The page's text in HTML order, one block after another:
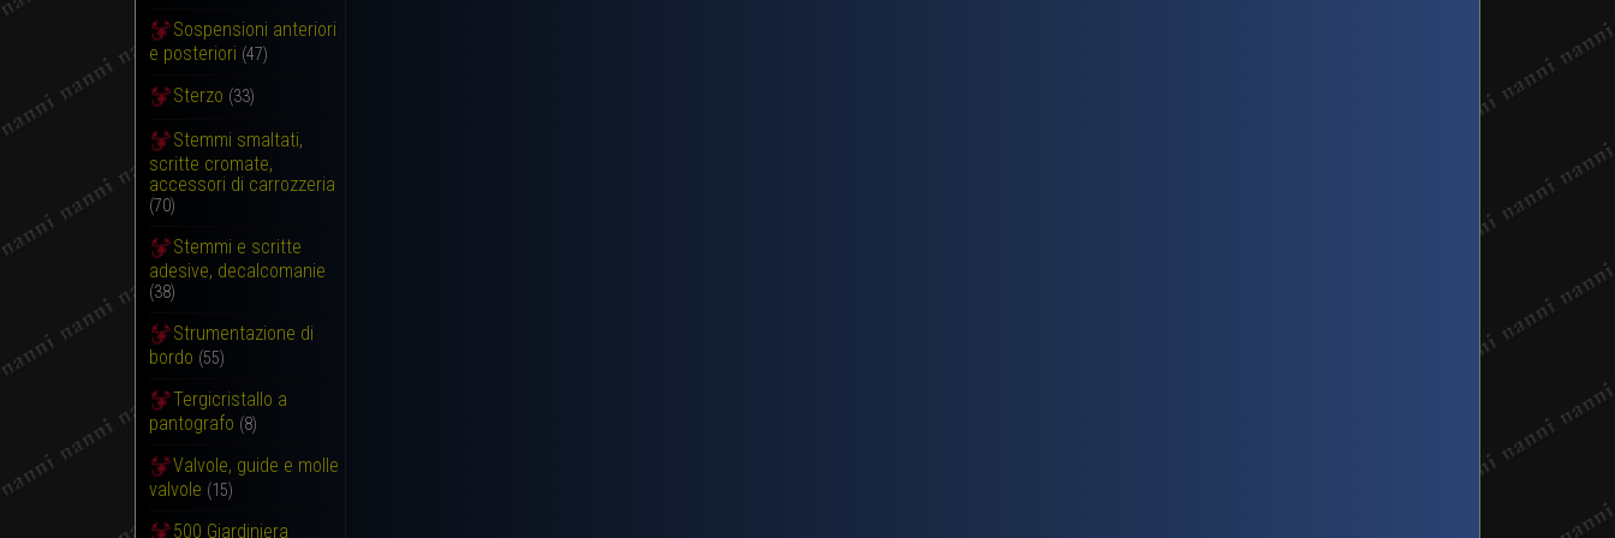
Sospensioni anteriori
e posteriori (47)
Sterzo (33)
Stemmi smaltati,
scritte cromate,
accessori di carrozzeria
(70)
Stemmi e scritte
adesive, decalcomanie
(38)
Strumentazione di
bordo (55)
Tergicristallo a
pantografo (8)
Valvole, guide e molle
valvole (15)
500 Giardiniera